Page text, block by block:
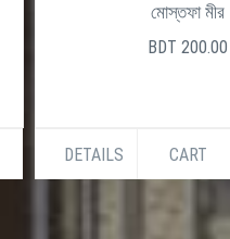
মোস্তফা মীর
BDT 200.00
DETAILS CART